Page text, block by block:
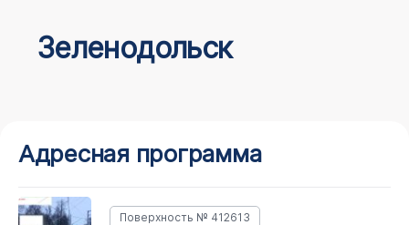
Зеленодольск
Адресная программа
Поверхность № 412613